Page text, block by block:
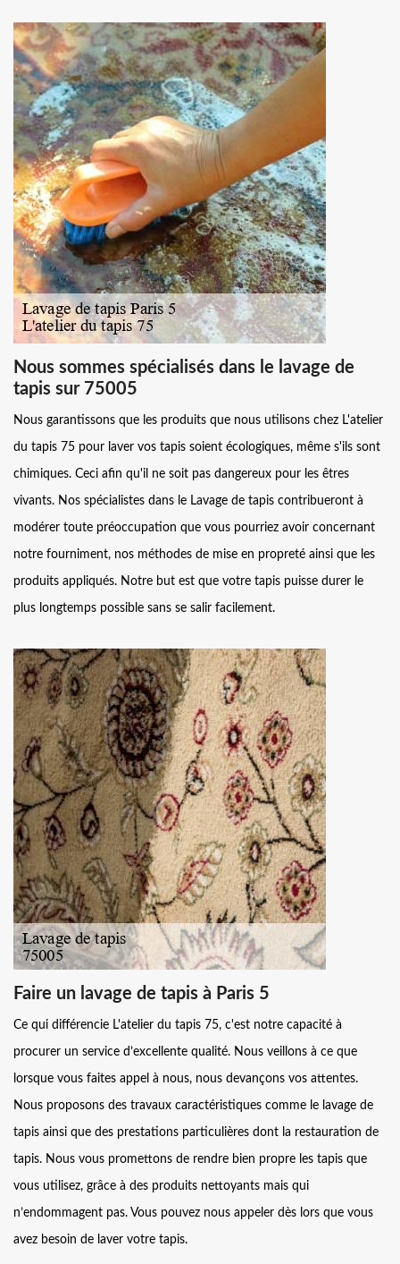
Nous sommes spécialisés dans le lavage de
tapis sur 75005
Nous garantissons que les produits que nous utilisons chez L'atelier
du tapis 75 pour laver vos tapis soient écologiques, même s'ils sont
chimiques. Ceci afin qu'il ne soit pas dangereux pour les êtres
vivants. Nos spécialistes dans le Lavage de tapis contribueront à
modérer toute préoccupation que vous pourriez avoir concernant
notre fourniment, nos méthodes de mise en propreté ainsi que les
produits appliqués. Notre but est que votre tapis puisse durer le
plus longtemps possible sans se salir facilement.
Faire un lavage de tapis à Paris 5
Ce qui différencie L'atelier du tapis 75, c'est notre capacité à
procurer un service d’excellente qualité. Nous veillons à ce que
lorsque vous faites appel à nous, nous devançons vos attentes.
Nous proposons des travaux caractéristiques comme le lavage de
tapis ainsi que des prestations particulières dont la restauration de
tapis. Nous vous promettons de rendre bien propre les tapis que
vous utilisez, grâce à des produits nettoyants mais qui
n’endommagent pas. Vous pouvez nous appeler dès lors que vous
avez besoin de laver votre tapis.